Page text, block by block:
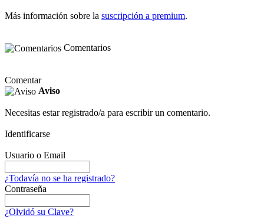
Más información sobre la suscripción a premium.
Comentarios
Comentar
Aviso
Necesitas estar registrado/a para escribir un comentario.
Identificarse
Usuario o Email
¿Todavía no se ha registrado?
Contraseña
¿Olvidó su Clave?